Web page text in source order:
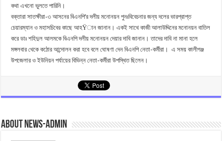
কথা এখনো ভুলতে পারিনি।
বক্তারা সাতক্ষীরা-৩ আসনের বিএনপি’র দলীয় মনোনয়ন পুনঃবিবেচনার জন্য দলের ভারপ্রাপ্ত
চেয়ারম্যান ও মহাসচিবের কাছে আহŸান জানান। একই সাথে কাজী আলাউদ্দিনের মনোনয়ন বাতিল
করে ডাঃ শহিদুল আলমকে বিএনপি দলীয় মনোনয়ন দেয়ার দাবি জানান। তাদের দাবি না মানা হলে
মঙ্গলবার থেকে কঠোর আন্দোলন করা হবে বলে ঘোষণা দেন বিএনপি নেতা-কর্মীরা। এ সময় কালীগঞ্জ
উপজেলার ও ইউনিয়ন পর্যায়ের বিভিন্ন নেতা-কর্মীরা উপস্থিত ছিলেন।
About news-admin